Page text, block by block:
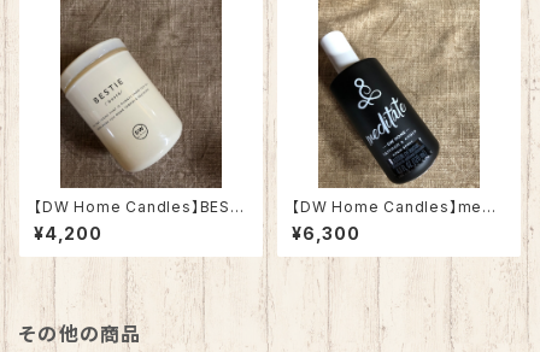
【DW Home Candles】BESTI
E 3.8oz【アロマキャンドル】
¥4,200
【DW Home Candles】medit
ate 4oz【ルーム&リネンスプレ
ー】
¥6,300
その他の商品